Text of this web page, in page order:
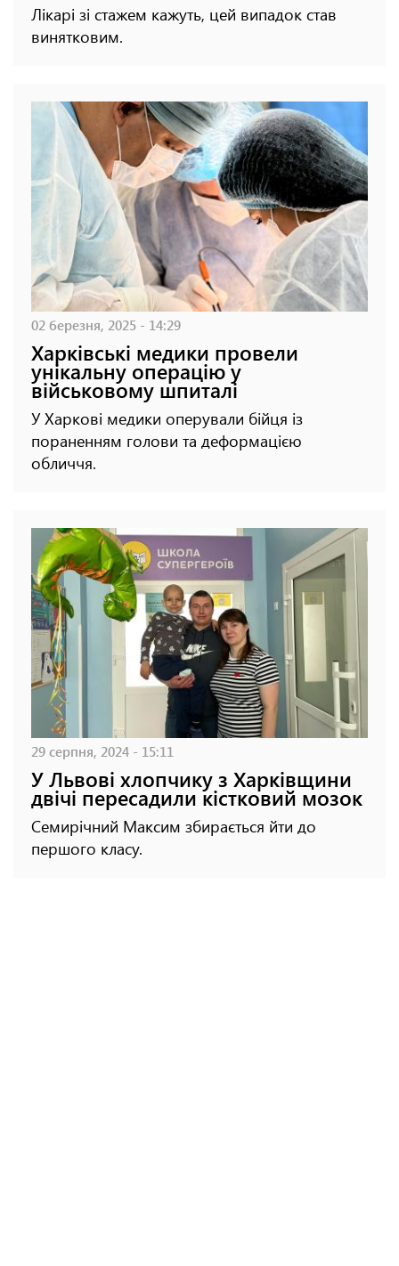
Лікарі зі стажем кажуть, цей випадок став
винятковим.
02 березня, 2025 - 14:29
Харківські медики провели
унікальну операцію у
військовому шпиталі
У Харкові медики оперували бійця із
пораненням голови та деформацією
обличчя.
29 серпня, 2024 - 15:11
У Львові хлопчику з Харківщини
двічі пересадили кістковий мозок
Семирічний Максим збирається йти до
першого класу.